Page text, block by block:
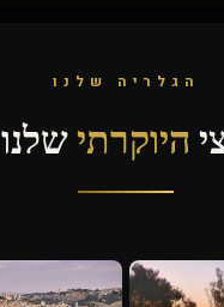
הגלריה שלנו
היוקרתישלנו